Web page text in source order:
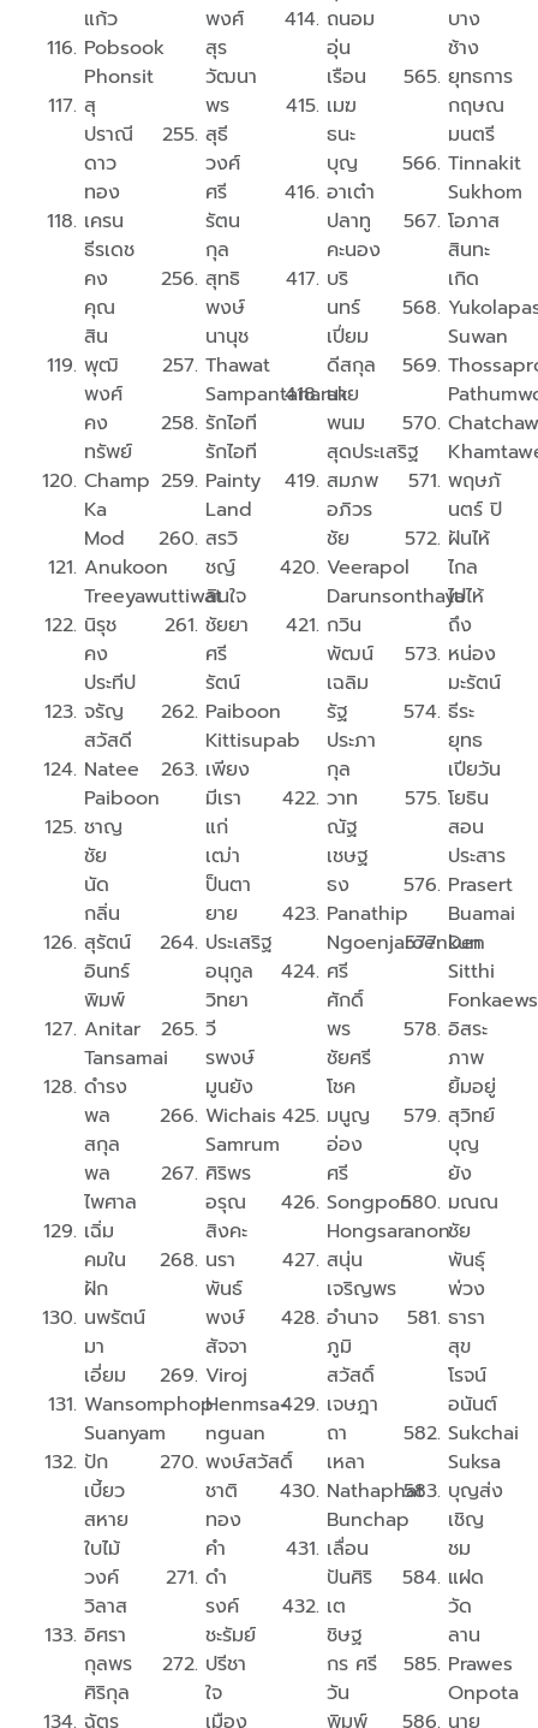
แก้ว
Pobsook
Phonsit
สุ
ปราณี​
ดาว
ทอง
เครน
ธีรเดช
คง
คุณ
สิน
พุฒิ
พงศ์
คง
ทรัพย์
Champ
Ka
Mod
Anukoon
Treeyawuttiwat
นิรุช
คง
ประทีป
จรัญ
สวัสดี
Natee
Paiboon
ชาญ
ชัย
นัด
กลิ่น
สุรัตน์
อินทร์
พิมพ์
Anitar
Tansamai
ดำรง
พล
สกุล
พล
ไพศาล
เฉิ่ม
คมใน
ฝัก
นพรัตน์
มา
เอี่ยม
Wansomphop
Suanyam
ปัก
เบี้ยว
สหาย
ใบไม้
วงค์
วิลาส
อิศรา
กุลพร
ศิริกุล
ฉัตร
พงศ์​
สุร
วัฒนา
พร
สุธี
วงศ์
ศรี
รัตน
กุล
สุทธิ
พงษ์
นานุช
Thawat
Sampantanarak
รักไอที
รักไอที
Painty
Land
สรวิ
ชญ์
ลินใจ
ชัยยา
ศรี
รัตน์
Paiboon
Kittisupab
เพียง
มีเรา
แก่
เฒ่า
ป็นตา
ยาย
ประเสริฐ
อนุกูล
วิทยา
วี
รพงษ์
มูนยัง
Wichais
Samrum
ศิริพร
อรุณ
สิงคะ
นรา
พันธ์
พงษ์
สัจจา
Viroj
Henmsa-
nguan
พงษ์สวัสดิ์
ชาติ
ทอง
คํา
ดํา
รงค์
ชะรัมย์
ปรีชา
ใจ
เมือง
ถนอม
อุ่น
เรือน
เมฆ
ธนะ
บุญ
อาเต๋า
ปลาทู
คะนอง
บริ
นทร์
เปี่ยม
ดีสกุล
นาย
พนม
สุดประเสริฐ
สมภพ
อภิวร
ชัย
Veerapol
Darunsonthaya
กวิน
พัฒน์
เฉลิม
รัฐ
ประภา
กุล
วาท
ณัฐ
เชษฐ
ธง
Panathip
Ngoenjaroenkun
ศรี
ศักดิ์
พร
ชัยศรี
โชค
มนูญ
อ่อง
ศรี
Songpon
Hongsaranon
สนุ่น
เจริญพร
อำนาจ
ภูมิ
สวัสดิ์
เจษฎา
ถา
เหลา
Nathaphat
Bunchap
เลื่อน
ปันศิริ
เต
ชิษฐ
กร ศรี
วัน
พิมพ์
บาง
ช้าง
ยุทธการ
กฤษณ
มนตรี
Tinnakit
Sukhom
โอภาส
สินทะ
เกิด
Suwan
พฤษภั
นตร์ ปิ
ฝันไห้
ไกล
ไปไห้
ถึง
หน่อง
มะรัตน์
ธีระ
ยุทธ
เปียวัน
โยธิน
สอน
ประสาร
Prasert
Buamai
Den
Sitthi
อิสระ
ภาพ
ยิ้มอยู่
สุวิทย์
บุญ
ยัง
มณณ
ชัย
พันธุ์
พ่วง
ธารา
สุข
โรจน์
อนันต์
Sukchai
Suksa
บุญส่ง
เชิญ
ชม
แฝด
วัด
ลาน
Prawes
Onpota
นาย